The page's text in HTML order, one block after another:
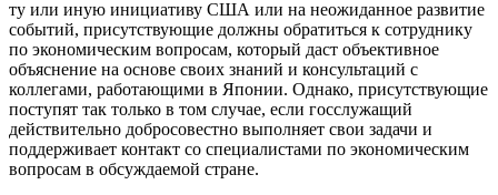
ту или иную инициативу США или на неожиданное развитие
событий, присутствующие должны обратиться к сотруднику
по экономическим вопросам, который даст объективное
объяснение на основе своих знаний и консультаций с
коллегами, работающими в Японии. Однако, присутствующие
поступят так только в том случае, если госслужащий
действительно добросовестно выполняет свои задачи и
поддерживает контакт со специалистами по экономическим
вопросам в обсуждаемой стране.